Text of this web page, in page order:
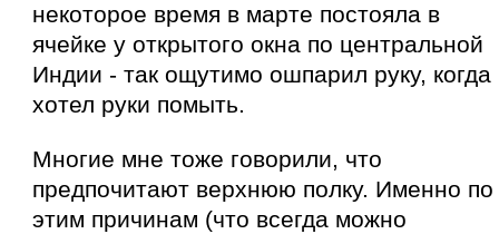
некоторое время в марте постояла в
ячейке у открытого окна по центральной
Индии - так ощутимо ошпарил руку, когда
хотел руки помыть.
Многие мне тоже говорили, что
предпочитают верхнюю полку. Именно по
этим причинам (что всегда можно